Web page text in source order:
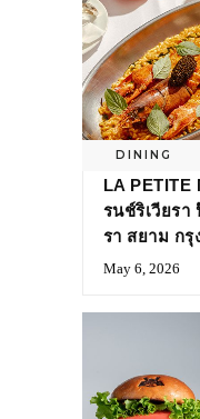
DINING
LA PETITE
รนช์ริเวียร
รา สยาม กรุ
May 6, 2026